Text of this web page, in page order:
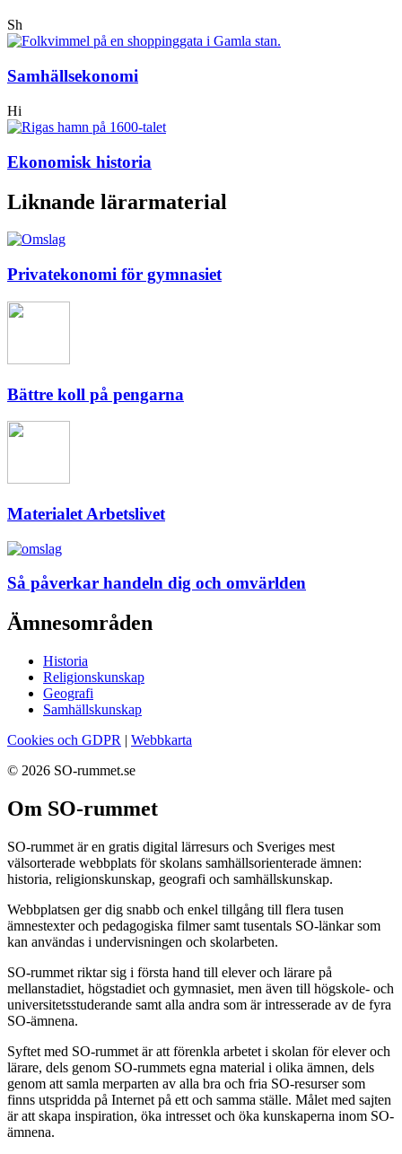
Sh
Samhällsekonomi
Hi
Ekonomisk historia
Liknande lärarmaterial
Privatekonomi för gymnasiet
Bättre koll på pengarna
Materialet Arbetslivet
Så påverkar handeln dig och omvärlden
Ämnesområden
Historia
Religionskunskap
Geografi
Samhällskunskap
Cookies och GDPR | Webbkarta
© 2026 SO-rummet.se
Om SO-rummet
SO-rummet är en gratis digital lärresurs och Sveriges mest
välsorterade webbplats för skolans samhällsorienterade ämnen:
historia, religionskunskap, geografi och samhällskunskap.
Webbplatsen ger dig snabb och enkel tillgång till flera tusen
ämnestexter och pedagogiska filmer samt tusentals SO-länkar som
kan användas i undervisningen och skolarbeten.
SO-rummet riktar sig i första hand till elever och lärare på
mellanstadiet, högstadiet och gymnasiet, men även till högskole- och
universitetsstuderande samt alla andra som är intresserade av de fyra
SO-ämnena.
Syftet med SO-rummet är att förenkla arbetet i skolan för elever och
lärare, dels genom SO-rummets egna material i olika ämnen, dels
genom att samla merparten av alla bra och fria SO-resurser som
finns utspridda på Internet på ett och samma ställe. Målet med sajten
är att skapa inspiration, öka intresset och öka kunskaperna inom SO-
ämnena.